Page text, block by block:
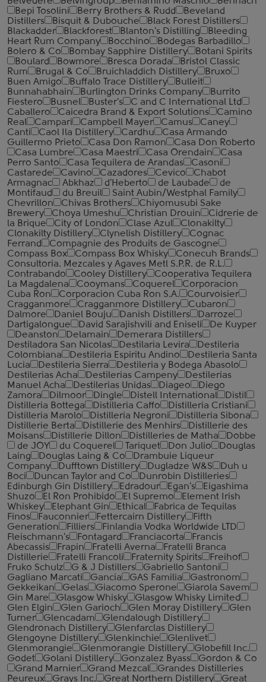
Bepi Tosolini
Berry Brothers & Rudd
Beveland
Distillers
Bisquit & Dubouche
Black Forest Distillers
Blackadder
Blackforest Blanton's Distilling
Bleeding
Heart Rum Company
Bocchino
Bodegas Barbadillo
Bolero & Co
Bombay Sapphire Distillery
Botani Spirits
Boulard
Bowmore Bresca Dorada
Bristol Classic
Rum
Brugal & Co Bruichladdich Distillery
Bruxo
Buen Amigo
Buffalo Trace Distillery
Bulleit
Bunnahabhain
Burlington Drinks Company
Burrito
Fiestero
Busnel Buster's
C and C International Ltd
Caballero
Caicedra Brand & Export Solutions
Camino
Real
Campari Campbell Mayer Camus
Caney
Canti
Caol Ila Distillery Cardhu
Casa Armando
Guillermo Prieto
Casa Don Ramon
Casa Don Roberto
Casa Lumbre
Casa Maestri Casa Orendain
Casa
Perro Santo
Casa Tequilera de Arandas
Casoni
Castarede
Cavino Cazadores Cevico
Chabot
Armagnac
Abkhaz d'Heberto de Laubade
de
Montifaud
du Breuil
Saint Aubin/Westphal Family
Chevrillon
Chivas Brothers
Chiyomusubi Sake
Brewery
Choya Umeshu Christian Drouin
Cidrerie de
la Brique
City of London Clase Azul
Clonakilty
Clonakilty Distillery
Clynelish Distillery
Cognac
Ferrand
Compagnie des Produits de Gascogne
Compass Box
Compass Box Whisky
Conecuh Brands
Consultoria. Mezcales y Agaves Metl S.P.R. de R.L.
Contrabando
Cooley Distillery
Cooperativa Tequilera
La Magdalena
Cooymans Coquerel
Corporacion
Cuba Ron
Corporacion Cuba Ron S.A.
Courvoisier
Cragganmore
Cragganmore Distillery
Cubaron
Dalmore
Daniel Bouju Danish Distillers
Darroze
Dartigalongue
David Sarajishvili and Eniseli
De Kuyper
Deanston
Delamain
Demerara Distillers
Destiladora San Nicolas
Destilaria Levira
Destileria
Colombiana
Destileria Espiritu Andino
Destileria Santa
Lucia
Destileria Sierra
Destileria y Bodega Abasolo
Destilerias Acha
Destilerias Campeny
Destilerias
Manuel Acha
Destilerias Unidas Diageo
Diego
Zamora
Dilmoor Dingle Distell International
Distil
Distilleria Bottega
Distilleria Caffo
Distilleria Cristiani
Distilleria Marolo
Distilleria Negroni
Distilleria Sibona
Distillerie Berta
Distillerie des Menhirs
Distillerie des
Moisans
Distillerie Dillon Distilleries de Matha
Dobbe
de JOY
du Coquerel Tariquet Don Julio
Douglas
Laing
Douglas Laing & Co
Drambuie Liqueur
Company
Dufftown Distillery Dugladze W&S
Duh u
Boci
Duncan Taylor and Co
Dunrobin Distilleries
Edinburgh Gin Distillery
Edradour Egan's
Eigashima
Shuzo
El Ron Prohibido El Supremo
Element Irish
Whiskey
Elephant Gin Ethical
Fabrica de Tequilas
Finos
Fauconnier Fettercairn Distillery
Fifth
Generation
Filliers
Finlandia Vodka Worldwide LTD
Fleischmann's
Fontagard Franciacorta
Francis
Abecassis
Frapin Fratelli Averna
Fratelli Branca
Distillerie
Fratelli ‎Francoli Fraternity Spirits
Freihof
Fruko Schulz
G & J Distillers
Gabriello Santoni
Gagliano Marcati
Gancia GAS Familia
Gastronom
Gekkeikan
Gelas Giacomo Sperone
Giarola Savem
Gin Mare
Glasgow Whisky
Glasgow Whisky Limited
Glen Elgin
Glen Garioch Glen Moray Distillery
Glen
Turner
Glencadam
Glendalough Distillery
Glendronach Distillery
Glenfarclas Distillery
Glengoyne Distillery
Glenkinchie
Glenlivet
Glenmorangie
Glenmorangie Distillery
Globefill Inc.
Godet
Golani Distillery Gonzalez Byass
Gordon & Co
Grand Marnier
Grand Mezcal
Grandes Distilleries
Peureux
Grays Inc. Great Northern Distillery
Great